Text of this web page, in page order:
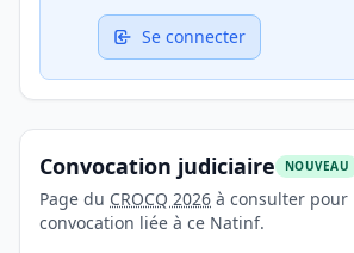
Se connecter
Convocation judiciaire NOUVEAU
Page du CROCQ 2026 à consulter pour
convocation liée à ce Natinf.